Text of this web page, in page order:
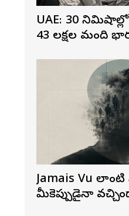
UAE: 30
43 లక్షల మంది
Jamais Vu లాంటి
మీకెప్పుడైనా